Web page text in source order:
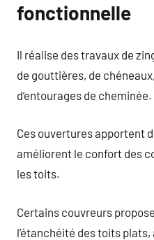
fonctionnelle
Il réalise des travaux de
de gouttières, de
d’entourages de cheminée.
Ces ouvertures apportent
améliorent le confort des
les toits.
Certains couvreurs
l’étanchéité des toits